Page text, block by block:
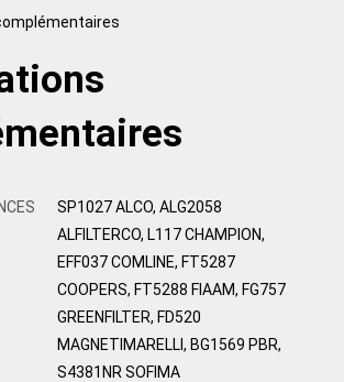
SP1027 ALCO, ALG2058
ALFILTERCO, L117 CHAMPION,
EFF037 COMLINE, FT5287
COOPERS, FT5288 FIAAM, FG757
GREENFILTER, FD520
MAGNETIMARELLI, BG1569 PBR,
S4381NR SOFIMA